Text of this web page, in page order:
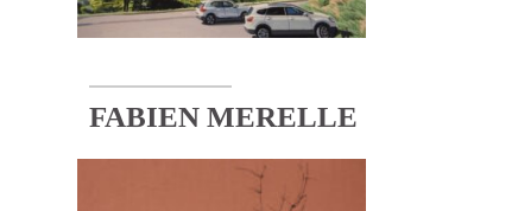
FABIEN MERELLE